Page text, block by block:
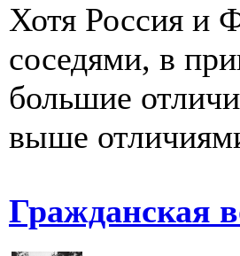
Хотя Россия и
соседями, в
большие
выше
Гражданская